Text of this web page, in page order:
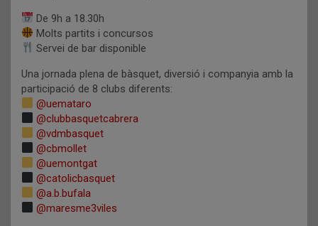
De 9h a 18.30h
Molts partits i concursos
Servei de bar disponible
Una jornada plena de bàsquet, diversió i companyia amb la
participació de 8 clubs diferents:
@uemataro
@clubbasquetcabrera
@vdmbasquet
@cbmollet
@uemontgat
@catolicbasquet
@a.b.bufala
@maresme3viles